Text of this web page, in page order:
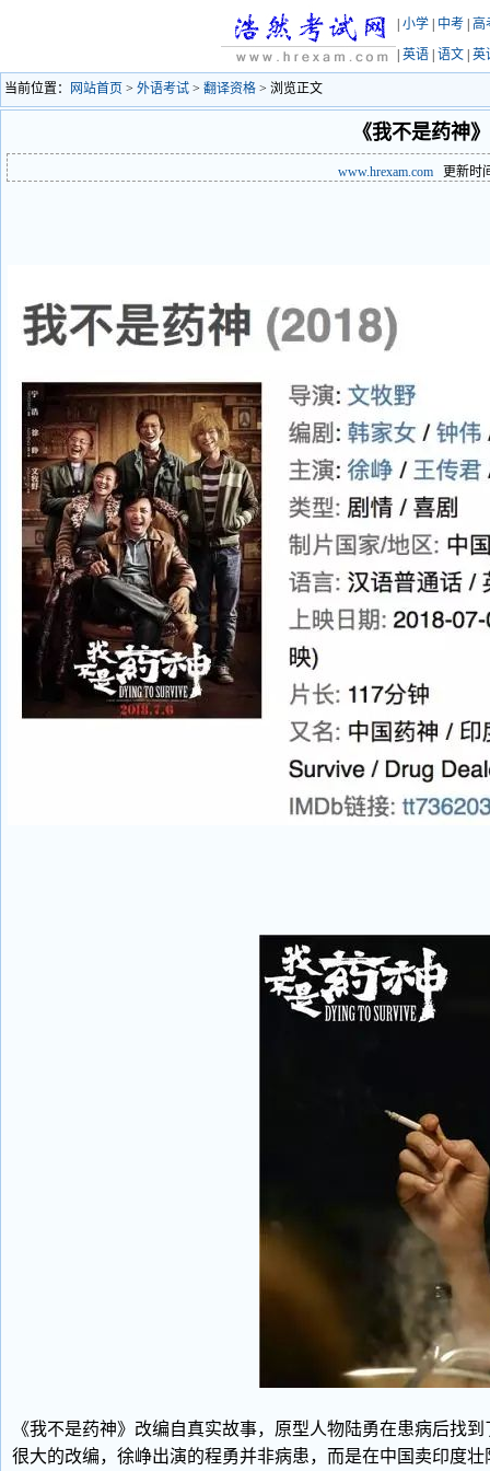
小学 中考
高
英语 语文 英
当前位置： 网站首页 > 外语考试 > 翻译资格 > 浏览正文
《我不是药神
www.hrexam.com 更新时
《我不是药神》改编自真实故事，原型人物陆勇在患病后找
很大的改编，徐峥出演的程勇并非病患，而是在中国卖印度